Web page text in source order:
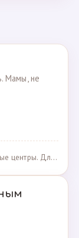
Мамы, не
попавших в трудн… · 06.03.2022